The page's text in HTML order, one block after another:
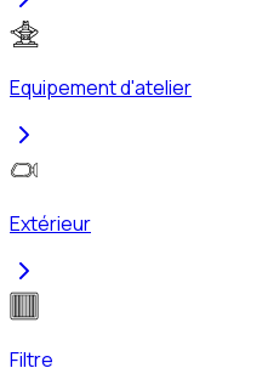
Equipement d'atelier
Extérieur
Filtre